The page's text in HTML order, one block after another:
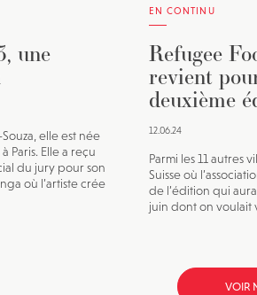
une
Souza, elle est née
Paris. Elle a reçu
du jury pour son
où l’artiste crée
EN CONTINU
Refugee
revient
deuxième
12.06.24
Parmi les 11 autres
Suisse où
de l’édition qui
juin dont on voulait
VOIR